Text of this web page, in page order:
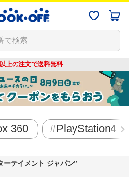
上の注文で送料無料
360 PlayStation4
ーテイメント ジャパン